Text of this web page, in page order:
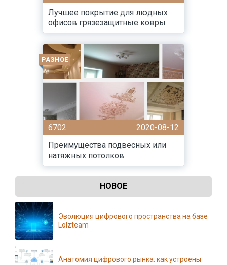
Лучшее покрытие для людных
офисов грязезащитные ковры
РАЗНОЕ
6702
2020-08-12
Преимущества подвесных или
натяжных потолков
НОВОЕ
Эволюция цифрового пространства на базе
Lolzteam
Анатомия цифрового рынка: как устроены